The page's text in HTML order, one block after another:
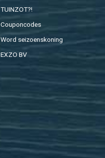
TUIN­ZOT?!
Cou­pon­co­des
Word sei­zoens­ko­ning
EXZO BV